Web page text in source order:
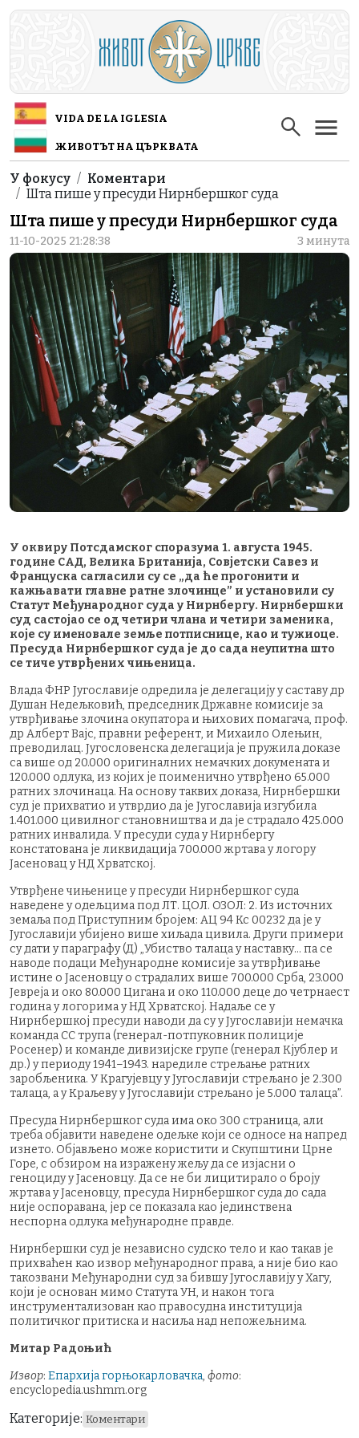
Skip to main content
VIDA DE LA IGLESIA
ЖИВОТЪТ НА ЦЪРКВАТА
Breadcrumb
У фокусу
Коментари
Шта пише у пресуди Нирнбершког суда
Шта пише у пресуди Нирнбершког суда
11-10-2025 21:28:38 3 минута
У оквиру Потсдамског споразума 1. августа 1945.
године САД, Велика Британија, Совјетски Савез и
Француска сагласили су се „да ће прогонити и
кажњавати главне ратне злочинце” и установили су
Статут Међународног суда у Нирнбергу. Нирнбершки
суд састојао се од четири члана и четири заменика,
које су именовале земље потписнице, као и тужиоце.
Пресуда Нирнбершког суда је до сада неупитна што
се тиче утврђених чињеница.
Влада ФНР Југославије одредила је делегацију у саставу др
Душан Недељковић, председник Државне комисије за
утврђивање злочина окупатора и њихових помагача, проф.
др Алберт Вајс, правни референт, и Михаило Олењин,
преводилац. Југословенска делегација је пружила доказе
са више од 20.000 оригиналних немачких докумената и
120.000 одлука, из којих је поименично утврђено 65.000
ратних злочинаца. На основу таквих доказа, Нирнбершки
суд је прихватио и утврдио да је Југославија изгубила
1.401.000 цивилног становништва и да је страдало 425.000
ратних инвалида. У пресуди суда у Нирнбергу
констатована је ликвидација 700.000 жртава у логору
Јасеновац у НД Хрватској.
Утврђене чињенице у пресуди Нирнбершког суда
наведене у одељцима под ЛТ. ЦОЛ. ОЗОЛ: 2. Из источних
земаља под Приступним бројем: АЦ 94 Кс 00232 да је у
Југославији убијено више хиљада цивила. Други примери
су дати у параграфу (Д) „Убиство талаца у наставку… па се
наводе подаци Међународне комисије за утврђивање
истине о Јасеновцу о страдалих више 700.000 Срба, 23.000
Јевреја и око 80.000 Цигана и око 110.000 деце до четрнаест
година у логорима у НД Хрватској. Надаље се у
Нирнбершкој пресуди наводи да су у Југославији немачка
команда СС трупа (генерал-потпуковник полиције
Росенер) и команде дивизијске групе (генерал Кјублер и
др.) у периоду 1941–1943. наредиле стрељање ратних
заробљеника. У Крагујевцу у Југославији стрељано је 2.300
талаца, а у Краљеву у Југославији стрељано је 5.000 талаца”.
Пресуда Нирнбершког суда има око 300 страница, али
треба објавити наведене одељке који се односе на напред
изнето. Објављено може користити и Скупштини Црне
Горе, с обзиром на изражену жељу да се изјасни о
геноциду у Јасеновцу. Да се не би лицитирало о броју
жртава у Јасеновцу, пресуда Нирнбершког суда до сада
није оспоравана, јер се показала као јединствена
неспорна одлука међународне правде.
Нирнбершки суд је независно судско тело и као такав је
прихваћен као извор међународног права, а није био као
такозвани Међународни суд за бившу Југославију у Хагу,
који је основан мимо Статута УН, и након тога
инструментализован као правосудна институција
политичког притиска и насиља над непожељнима.
Митар Радоњић
Извор: Епархија горњокарловачка, фото:
encyclopedia.ushmm.org
Категорије: Коментари